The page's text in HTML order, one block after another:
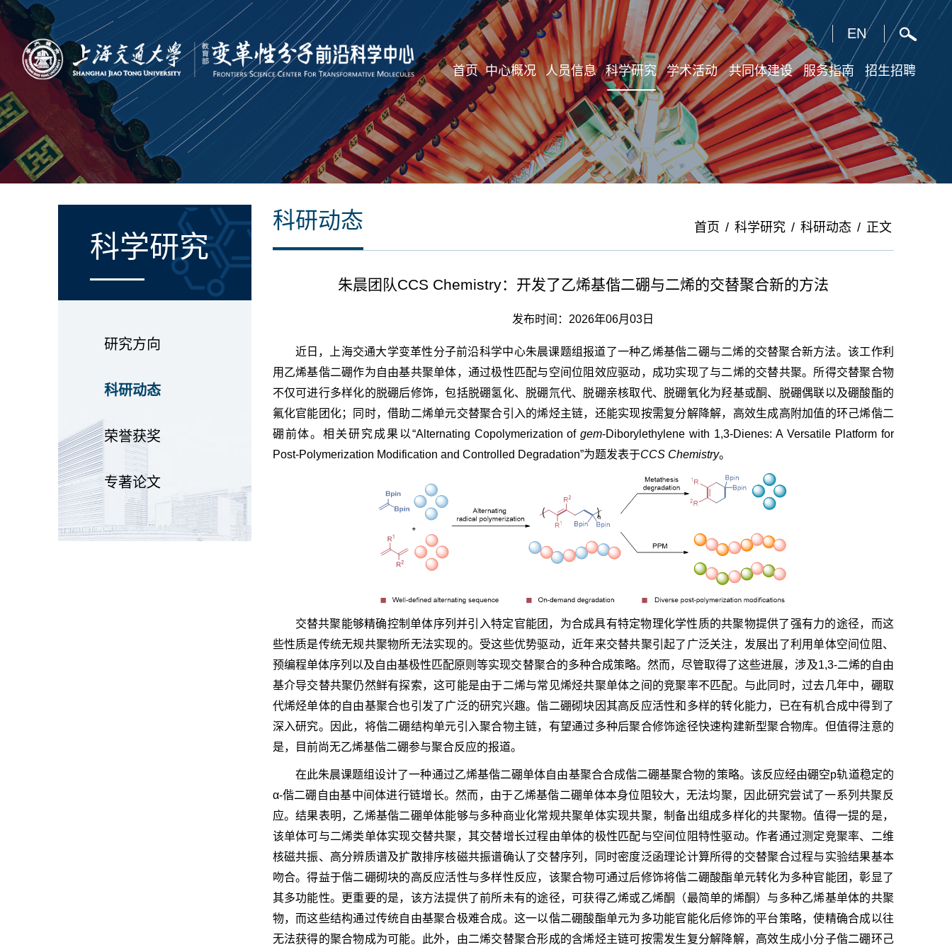
X
EN
首页 中心概况 人员信息 科学研究 学术活动 共同体建设 服务指南 招生招聘
科学研究
研究方向
科研动态
荣誉获奖
专著论文
科研动态 首页 / 科学研究 / 科研动态 / 正文
朱晨团队CCS Chemistry：开发了乙烯基偕二硼与二烯的交替聚合新的方法
发布时间：2026年06月03日
近日，上海交通大学变革性分子前沿科学中心朱晨课题组报道了一种乙烯基偕二硼与二烯的交替聚合新方法。该工作利
用乙烯基偕二硼作为自由基共聚单体，通过极性匹配与空间位阻效应驱动，成功实现了与二烯的交替共聚。所得交替聚合物
不仅可进行多样化的脱硼后修饰，包括脱硼氢化、脱硼氘代、脱硼亲核取代、脱硼氧化为羟基或酮、脱硼偶联以及硼酸酯的
氟化官能团化；同时，借助二烯单元交替聚合引入的烯烃主链，还能实现按需复分解降解，高效生成高附加值的环己烯偕二
硼前体。相关研究成果以“Alternating Copolymerization ofgem-Diborylethylene with 1,3-Dienes: A Versatile Platform for
Post-Polymerization Modification and Controlled Degradation”为题发表于CCS Chemistry。
交替共聚能够精确控制单体序列并引入特定官能团，为合成具有特定物理化学性质的共聚物提供了强有力的途径，而这
些性质是传统无规共聚物所无法实现的。受这些优势驱动，近年来交替共聚引起了广泛关注，发展出了利用单体空间位阻、
预编程单体序列以及自由基极性匹配原则等实现交替聚合的多种合成策略。然而，尽管取得了这些进展，涉及1,3-二烯的自由
基介导交替共聚仍然鲜有探索，这可能是由于二烯与常见烯烃共聚单体之间的竞聚率不匹配。与此同时，过去几年中，硼取
代烯烃单体的自由基聚合也引发了广泛的研究兴趣。偕二硼砌块因其高反应活性和多样的转化能力，已在有机合成中得到了
深入研究。因此，将偕二硼结构单元引入聚合物主链，有望通过多种后聚合修饰途径快速构建新型聚合物库。但值得注意的
是，目前尚无乙烯基偕二硼参与聚合反应的报道。
在此朱晨课题组设计了一种通过乙烯基偕二硼单体自由基聚合合成偕二硼基聚合物的策略。该反应经由硼空p轨道稳定的
α-偕二硼自由基中间体进行链增长。然而，由于乙烯基偕二硼单体本身位阻较大，无法均聚，因此研究尝试了一系列共聚反
应。结果表明，乙烯基偕二硼单体能够与多种商业化常规共聚单体实现共聚，制备出组成多样化的共聚物。值得一提的是，
该单体可与二烯类单体实现交替共聚，其交替增长过程由单体的极性匹配与空间位阻特性驱动。作者通过测定竞聚率、二维
核磁共振、高分辨质谱及扩散排序核磁共振谱确认了交替序列，同时密度泛函理论计算所得的交替聚合过程与实验结果基本
吻合。得益于偕二硼砌块的高反应活性与多样性反应，该聚合物可通过后修饰将偕二硼酸酯单元转化为多种官能团，彰显了
其多功能性。更重要的是，该方法提供了前所未有的途径，可获得乙烯或乙烯酮（最简单的烯酮）与多种乙烯基单体的共聚
物，而这些结构通过传统自由基聚合极难合成。这一以偕二硼酸酯单元为多功能官能化后修饰的平台策略，使精确合成以往
无法获得的聚合物成为可能。此外，由二烯交替聚合形成的含烯烃主链可按需发生复分解降解，高效生成小分子偕二硼环己